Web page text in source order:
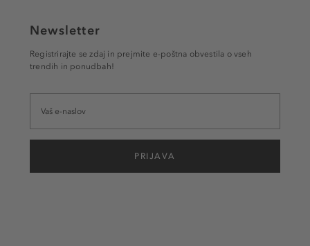
Newsletter
Registrirajte se zdaj in prejmite e-poštna obvestila o vseh
trendih in ponudbah!
PRIJAVA